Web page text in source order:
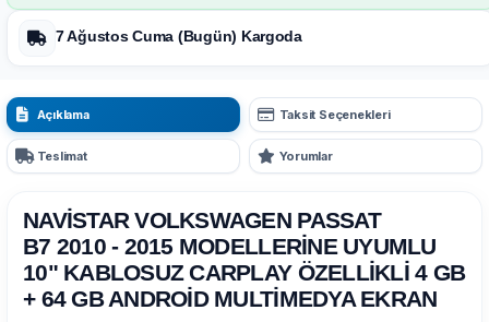
7 Ağustos Cuma (Bugün) Kargoda
Açıklama Taksit Seçenekleri
Teslimat Yorumlar
NAVİSTAR VOLKSWAGEN PASSAT
B7 2010 - 2015 MODELLERİNE UYUMLU
10" KABLOSUZ CARPLAY ÖZELLİKLİ 4 GB
+ 64 GB ANDROİD MULTİMEDYA EKRAN